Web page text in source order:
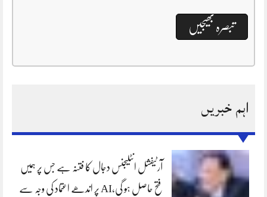
اہم خبریں
آرٹیفشل انٹلیجنس دجال کا فتنہ ہے جس پر ہمیں
فتح حاصل ہو گی،AI پر اندھے اعتماد کی وجہ سے